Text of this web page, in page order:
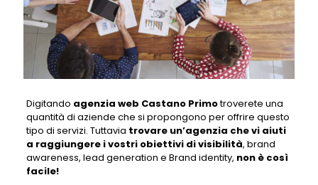
Digitando agenzia web Castano Primotroverete una
quantità di aziende che si propongono per offrire questo
tipo di servizi. Tuttavia trovare un’agenzia che vi aiuti
a raggiungere i vostri obiettivi di visibilità, brand
awareness, lead generation e Brand identity, non è così
facile!